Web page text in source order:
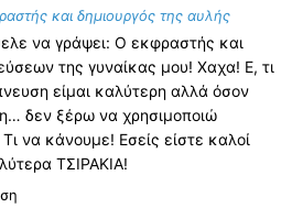
και δημιουργός της αυλής
να γράψει: Ο εκφραστής και
της γυναίκας μου! Χαχα! Ε, τι
είμαι καλύτερη αλλά όσον
δεν ξέρω να χρησιμοποιώ
να κάνουμε! Εσείς είστε καλοί
ΤΣΙΡΑΚΙΑ!